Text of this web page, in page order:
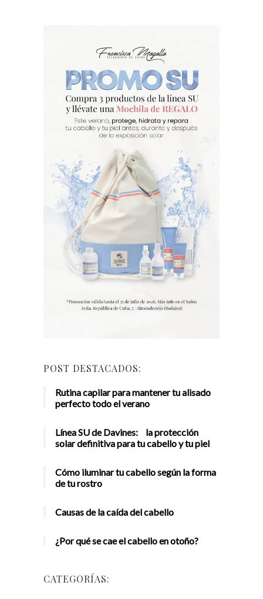
POST DESTACADOS:
Rutina capilar para mantener tu alisado
perfecto todo el verano
Línea SU de Davines: la protección
solar definitiva para tu cabello y tu piel
Cómo iluminar tu cabello según la forma
de tu rostro
Causas de la caída del cabello
¿Por qué se cae el cabello en otoño?
CATEGORÍAS: